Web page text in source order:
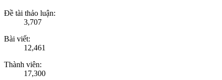
Đề tài thảo luận:
3,707
Bài viết:
12,461
Thành viên:
17,300